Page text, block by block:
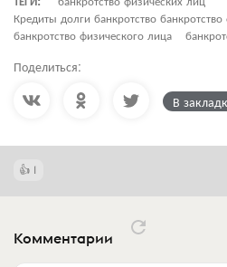
Кредиты долги банкротство
банкротство физического лица
Поделиться:
В
1
Комментарии